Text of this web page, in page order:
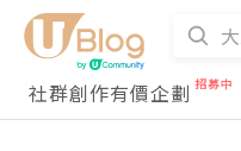
社群創作有價企劃